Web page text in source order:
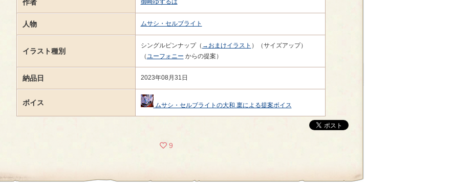
作者 御崎ゆずるは
人物 ムサシ・セルブライト
イラスト種別
シングルピンナップ（ →おまけイラスト ）（サイズアップ）
（ユーフォニー からの提案）
納品日 2023年08月31日
ボイス ムサシ・セルブライトの大和 稟による提案ボイス
9